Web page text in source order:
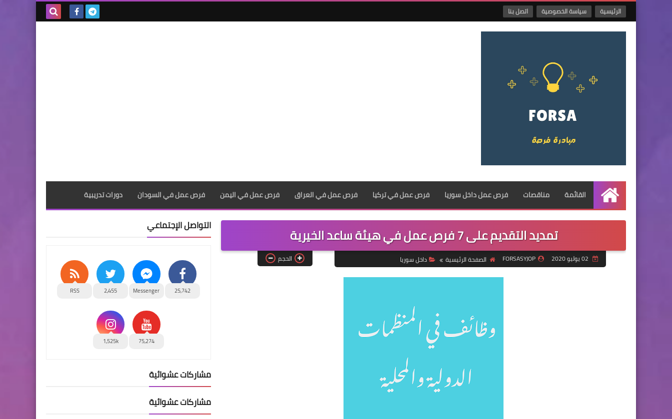
الرئيسية سياسة الخصوصية اتصل بنا
الرئيسية
القائمة مناقصات فرص عمل داخل سوريا فرص عمل في تركيا فرص عمل في العراق فرص عمل في اليمن فرص عمل في السودان دورات تدريبية
تمديد التقديم على 7 فرص عمل في هيئة ساعد الخيرية
FORSASYJOP الصفحة الرئيسية داخل سوريا الحجم
التواصل الإجتماعي
25,742
Messenger
2,455
RSS
75,274
1,525k
مشاركات عشوائية
مشاركات عشوائية